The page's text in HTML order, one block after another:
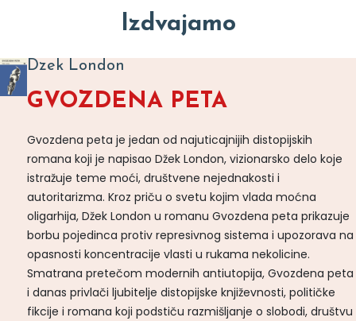
Izdvajamo
Dzek London
GVOZDENA PETA
Gvozdena peta je jedan od najuticajnijih distopijskih
romana koji je napisao Džek London, vizionarsko delo koje
istražuje teme moći, društvene nejednakosti i
autoritarizma. Kroz priču o svetu kojim vlada moćna
oligarhija, Džek London u romanu Gvozdena peta prikazuje
borbu pojedinca protiv represivnog sistema i upozorava na
opasnosti koncentracije vlasti u rukama nekolicine.
Smatrana pretečom modernih antiutopija, Gvozdena peta
i danas privlači ljubitelje distopijske književnosti, političke
fikcije i romana koji podstiču razmišljanje o slobodi, društvu